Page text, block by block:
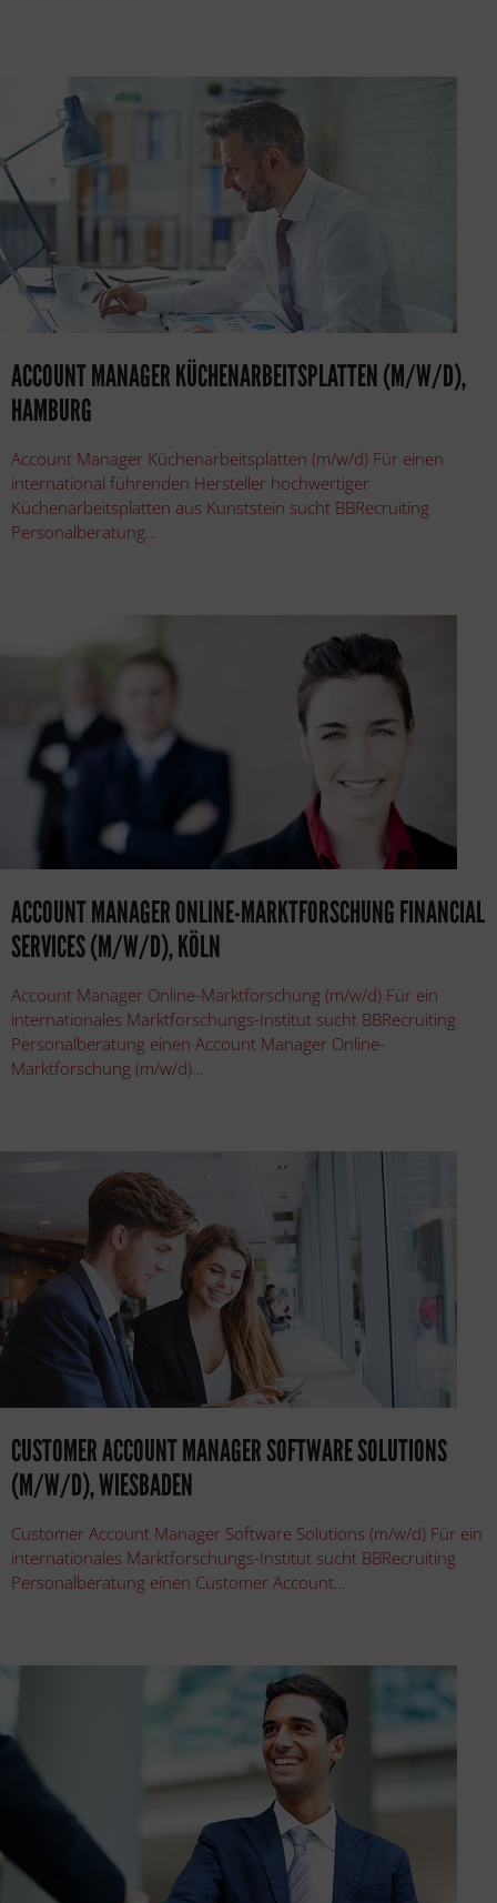
ACCOUNT MANAGER KÜCHENARBEITSPLATTEN (M/W/D),
HAMBURG
Account Manager Küchenarbeitsplatten (m/w/d) Für einen
international führenden Hersteller hochwertiger
Küchenarbeitsplatten aus Kunststein sucht BBRecruiting
Personalberatung…
ACCOUNT MANAGER ONLINE-MARKTFORSCHUNG FINANCIAL
SERVICES (M/W/D), KÖLN
Account Manager Online-Marktforschung (m/w/d) Für ein
internationales Marktforschungs-Institut sucht BBRecruiting
Personalberatung einen Account Manager Online-
Marktforschung (m/w/d)…
CUSTOMER ACCOUNT MANAGER SOFTWARE SOLUTIONS
(M/W/D), WIESBADEN
Customer Account Manager Software Solutions (m/w/d) Für ein
internationales Marktforschungs-Institut sucht BBRecruiting
Personalberatung einen Customer Account…